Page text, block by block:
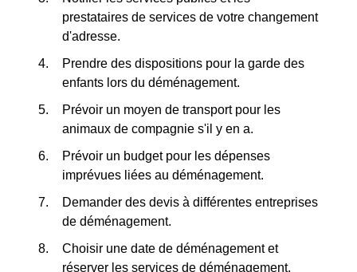
prestataires de services de votre changement
d'adresse.
Prendre des dispositions pour la garde des
enfants lors du déménagement.
Prévoir un moyen de transport pour les
animaux de compagnie s'il y en a.
Prévoir un budget pour les dépenses
imprévues liées au déménagement.
Demander des devis à différentes entreprises
de déménagement.
Choisir une date de déménagement et
réserver les services de déménagement.